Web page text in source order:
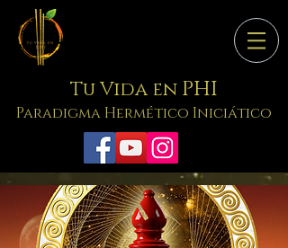
Tu Vida en PHI
Paradigma Hermético Iniciático